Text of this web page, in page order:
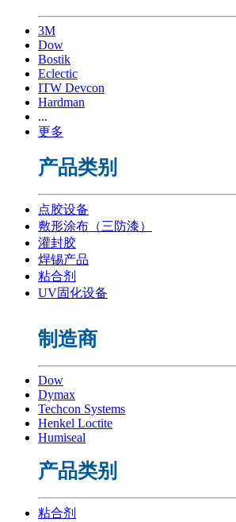
3M
Dow
Bostik
Eclectic
ITW Devcon
Hardman
...
更多
产品类别
点胶设备
敷形涂布（三防漆）
灌封胶
焊锡产品
粘合剂
UV固化设备
制造商
Dow
Dymax
Techcon Systems
Henkel Loctite
Humiseal
产品类别
粘合剂